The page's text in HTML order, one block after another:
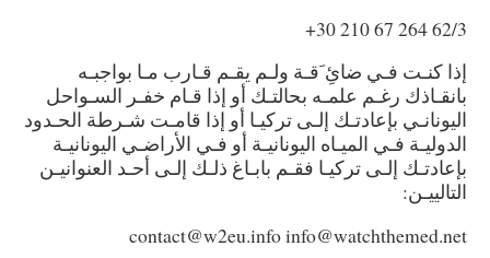
62/3 264 67 210 30+
إذا كنـت فـي ضائِ َقـة ولـم يقـم قـارب مـا بواجبـه
بانقـاذك رغـم علمـه بحالتـك أو إذا قـام خفـر السـواحل
اليونانـي بإعادتـك إلـى تركيـا أو إذا قامـت شـرطة الحـدود
الدوليـة فـي الميـاه اليونانيـة أو فـي الأراضـي اليونانيـة
بإعادتـك إلـى تركيـا فقـم بابـاغ ذلـك إلـى أحـد العنوانيـن
التالييـن:
contact@w2eu.infoinfo@watchthemed.net